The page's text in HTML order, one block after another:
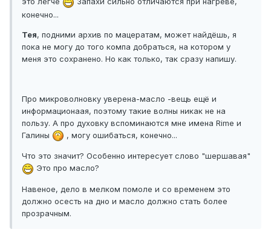
конечно...
Тея, подними архив по мацератам, может найдёшь, я
пока не могу до того компа добраться, на котором у
меня это сохранено. Но как только, так сразу напишу.
Про микроволновку уверена-масло -вещь ещё и
информационаая, поэтому такие волны никак не на
пользу. А про духовку вспоминаются мне имена Rime и
Галины
, могу ошибаться, конечно...
Что это значит? Особенно интересует слово "шершавая"
Это про масло?
Навеное, дело в мелком помоле и со временем это
должно осесть на дно и масло должно стать более
прозрачным.